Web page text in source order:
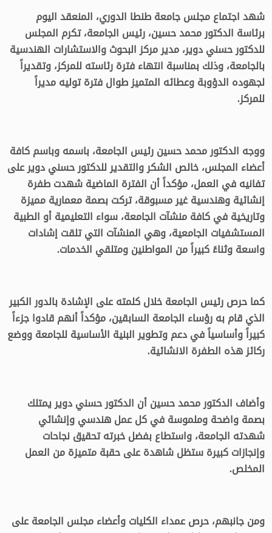
شهد اجتماع مجلس جامعة طنطا الدوري، المنعقد اليوم
برئاسة الدكتور محمد حسين، رئيس الجامعة، تكرم المجلس
للدكتور حسني دوير، مدير مركز البحوث والاستشارات الهندسية
بالجامعة، وذلك بمناسبة انتهاء فترة رئاسته للمركز، وتقديراً
لجهوده الدؤوبة وعطائه المتميز طوال فترة توليه مديراً
للمركز.
ووجه الدكتور محمد حسين رئيس الجامعة، باسمه وباسم كافة
أعضاء المجلس، خالص الشكر والتقدير للدكتور حسني دوير على
تفانيه في العمل، مؤكداً أن الفترة الماضية شهدت طفرة
إنشائية وهندسية غير مسبوقة، تركت بصمة معمارية مميزة
وتاريخية في كافة منشآت الجامعة، سواء التعليمية أو الطبية
المستشفيات الجامعية، وهي المنشآت التي تلقت إشادات
واسعة وثناءً كبيراً من المواطنين ومتلقي الخدمات.
كما حرص رئيس الجامعة خلال كلمته على الإشادة بالدور الكبير
الذي قام به رؤساء الجامعة السابقين، مؤكداً أنهم قادوا جزءاً
كبيراً وأساسياً في دعم وتطوير البنية الأساسية للجامعة ووضع
ركائز هذه الطفرة الانشائية.
وأضاف الدكتور محمد حسين أن الدكتور حسني دوير يمتلك
بصمة واضحة وملموسة في كل عمل هندسي وإنشائي
شهدته الجامعة، واستطاع بفضل خبرته تحقيق نجاحات
وإنجازات كبيرة ستظل شاهدة على حقبة متميزة من العمل
المخلص.
ومن جانبهم، حرص عمداء الكليات وأعضاء مجلس الجامعة على